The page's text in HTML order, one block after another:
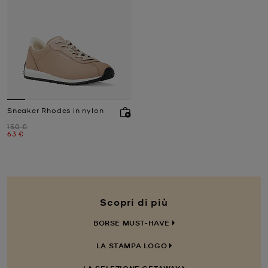
Sneaker Rhodes in nylon
Prezzo iniziale
150 €
Prezzo attuale
63 €
Scopri di più
BORSE MUST-HAVE
LA STAMPA LOGO